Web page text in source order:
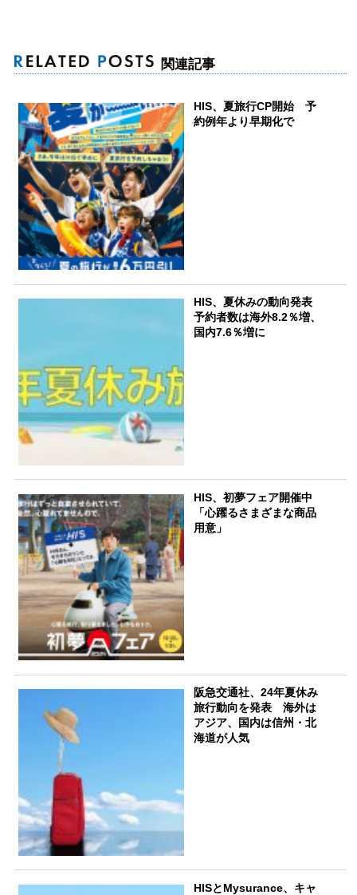
関連記事
HIS、夏旅行CP開始 予
約例年より早期化で
HIS、夏休みの動向発表
予約者数は海外8.2％増、
国内7.6％増に
HIS、初夢フェア開催中
「心躍るさまざまな商品
用意」
阪急交通社、24年夏休み
旅行動向を発表 海外は
アジア、国内は信州・北
海道が人気
HISとMysurance、キャ